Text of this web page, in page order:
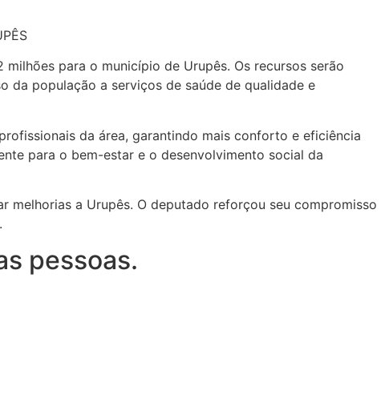
para o município de Urupês. Os recursos serão
da população a serviços de saúde de qualidade e
da área, garantindo mais conforto e eficiência
para o bem-estar e o desenvolvimento social da
a Urupês. O deputado reforçou seu compromisso
pessoas.